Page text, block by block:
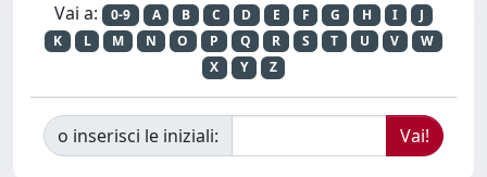
Vai a: 0-9 A B C D E F G H I
J
K
L M N O P Q R S T U V
W
X
Y Z
o inserisci le iniziali: